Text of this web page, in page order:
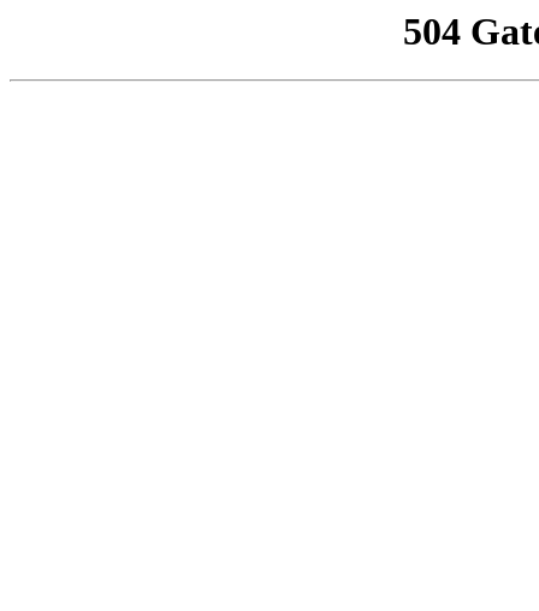
504